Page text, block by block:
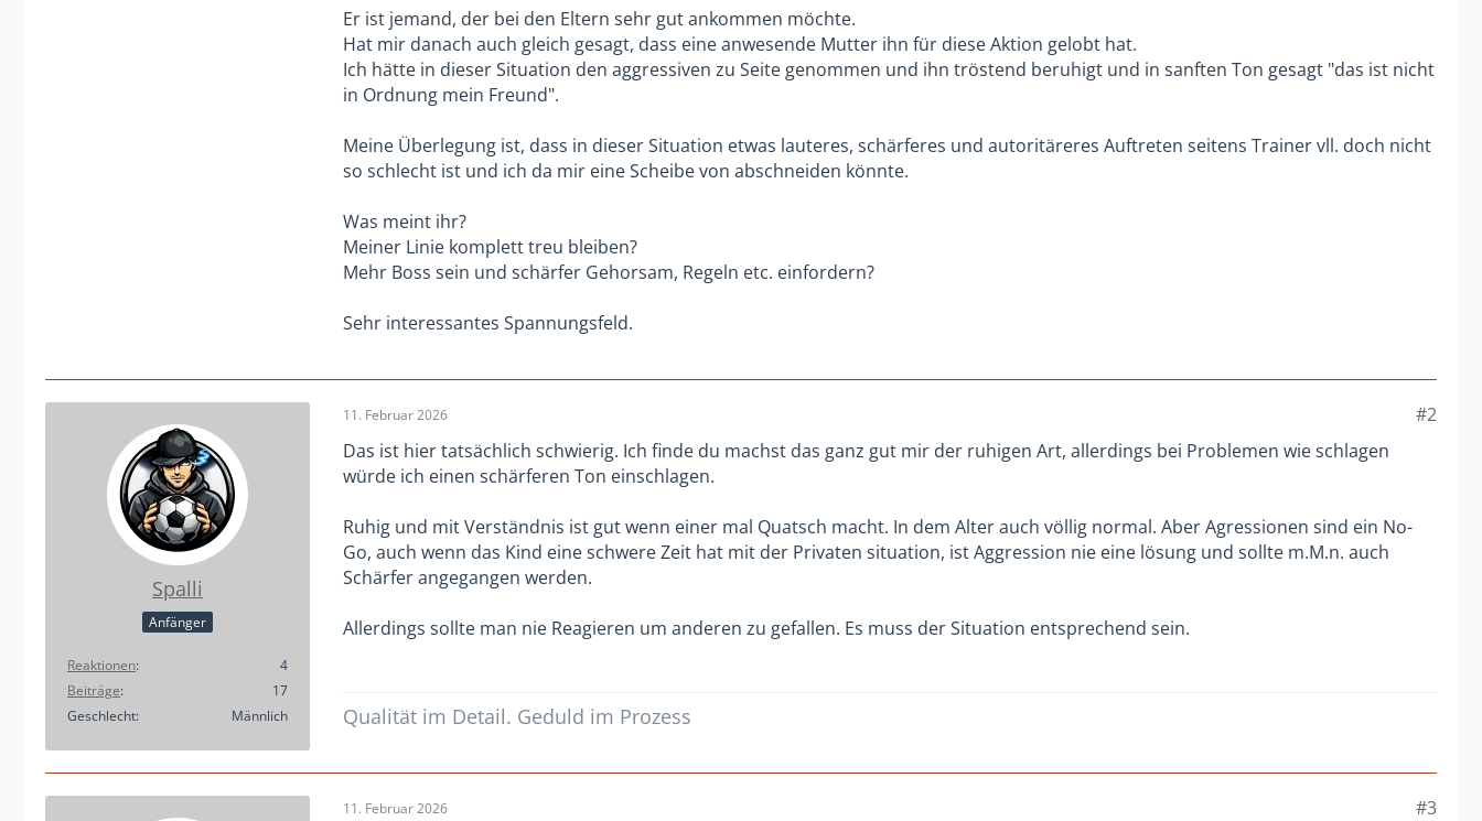
Er ist jemand, der bei den Eltern sehr gut ankommen möchte.
Hat mir danach auch gleich gesagt, dass eine anwesende Mutter ihn für diese Aktion gelobt hat.
Ich hätte in dieser Situation den aggressiven zu Seite genommen und ihn tröstend beruhigt und in sanften Ton gesagt "das ist nicht
in Ordnung mein Freund".
Meine Überlegung ist, dass in dieser Situation etwas lauteres, schärferes und autoritäreres Auftreten seitens Trainer vll. doch nicht
so schlecht ist und ich da mir eine Scheibe von abschneiden könnte.
Was meint ihr?
Meiner Linie komplett treu bleiben?
Mehr Boss sein und schärfer Gehorsam, Regeln etc. einfordern?
Sehr interessantes Spannungsfeld.
Spalli
Anfänger
Reaktionen
4
Beiträge
17
Geschlecht
Männlich
11. Februar 2026
#2
Das ist hier tatsächlich schwierig. Ich finde du machst das ganz gut mir der ruhigen Art, allerdings bei Problemen wie schlagen
würde ich einen schärferen Ton einschlagen.
Ruhig und mit Verständnis ist gut wenn einer mal Quatsch macht. In dem Alter auch völlig normal. Aber Agressionen sind ein No-
Go, auch wenn das Kind eine schwere Zeit hat mit der Privaten situation, ist Aggression nie eine lösung und sollte m.M.n. auch
Schärfer angegangen werden.
Allerdings sollte man nie Reagieren um anderen zu gefallen. Es muss der Situation entsprechend sein.
Qualität im Detail. Geduld im Prozess
11. Februar 2026
#3